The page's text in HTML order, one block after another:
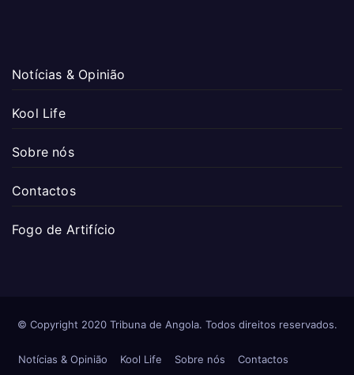
Notícias & Opinião
Kool Life
Sobre nós
Contactos
Fogo de Artifício
© Copyright 2020 Tribuna de Angola. Todos direitos reservados.
Notícias & Opinião Kool Life Sobre nós Contactos